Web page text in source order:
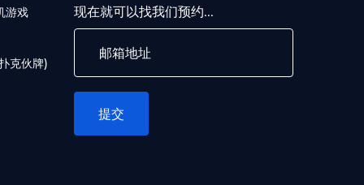
游戏
克伙牌)
现在就可以找我们预约...
提交